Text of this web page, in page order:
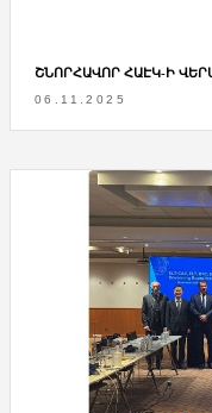
ՇՆՈՐՀԱՎՈՐ ՀԱԷԿ-Ի
06.11.2025